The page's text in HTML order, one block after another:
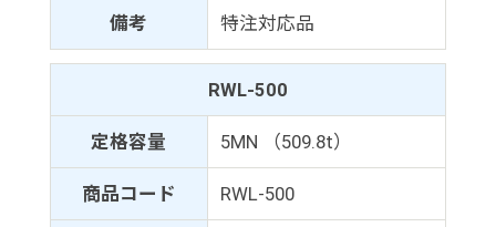
備考 特注対応品
RWL-500
定格容量 5MN （509.8t）
商品コード RWL-500